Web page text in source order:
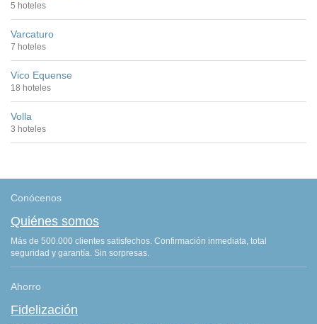
5 hoteles
Varcaturo
7 hoteles
Vico Equense
18 hoteles
Volla
3 hoteles
Conócenos
Quiénes somos
Más de 500.000 clientes satisfechos. Confirmación inmediata, total
seguridad y garantía. Sin sorpresas.
Ahorro
Fidelización